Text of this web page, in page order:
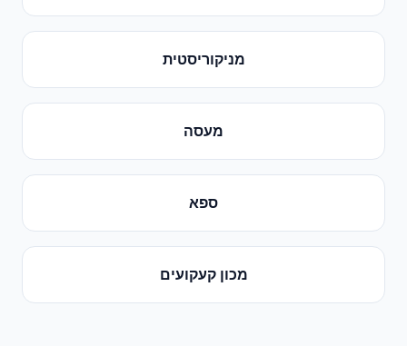
מניקוריסטית
מעסה
ספא
מכון קעקועים